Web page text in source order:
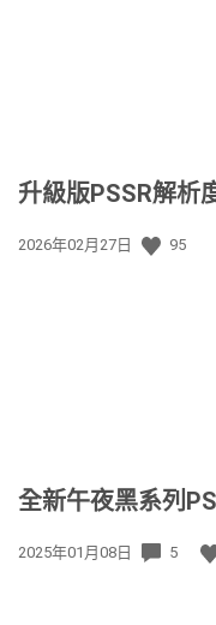
升級版PSSR解析
發
2026年02月27日 95
全新午夜黑系列
發
2025年01月08日 5